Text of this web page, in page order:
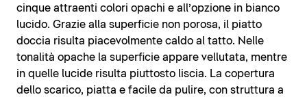
cinque attraenti colori opachi e all’opzione in bianco
lucido. Grazie alla superficie non porosa, il piatto
doccia risulta piacevolmente caldo al tatto. Nelle
tonalità opache la superficie appare vellutata, mentre
in quelle lucide risulta piuttosto liscia. La copertura
dello scarico, piatta e facile da pulire, con struttura a